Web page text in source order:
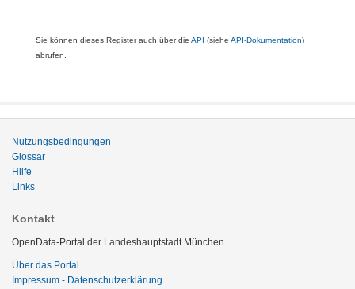
Sie können dieses Register auch über die API (siehe API-Dokumentation)
abrufen.
Nutzungsbedingungen
Glossar
Hilfe
Links
Kontakt
OpenData-Portal der Landeshauptstadt München
Über das Portal
Impressum - Datenschutzerklärung